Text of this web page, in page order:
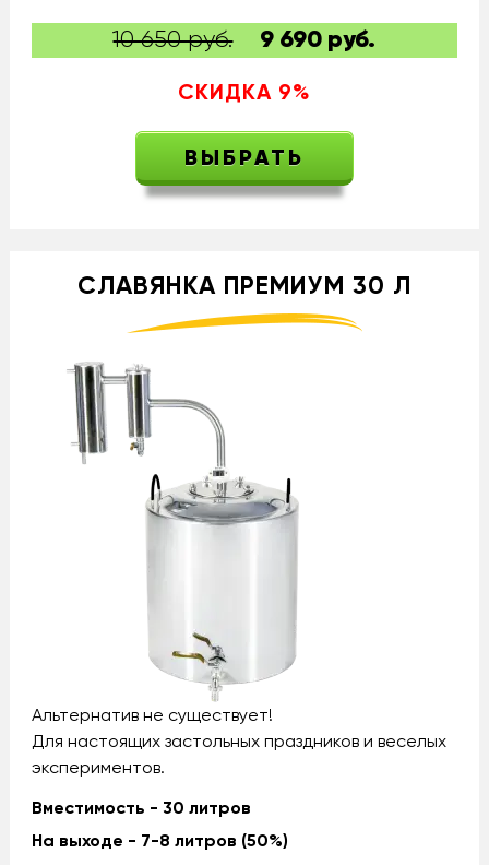
10 650 руб. 9 690 руб.
СКИДКА 9%
ВЫБРАТЬ
СЛАВЯНКА ПРЕМИУМ 30 Л
Альтернатив не существует!
Для настоящих застольных праздников и веселых
экспериментов.
Вместимость - 30 литров
На выходе - 7-8 литров (50%)